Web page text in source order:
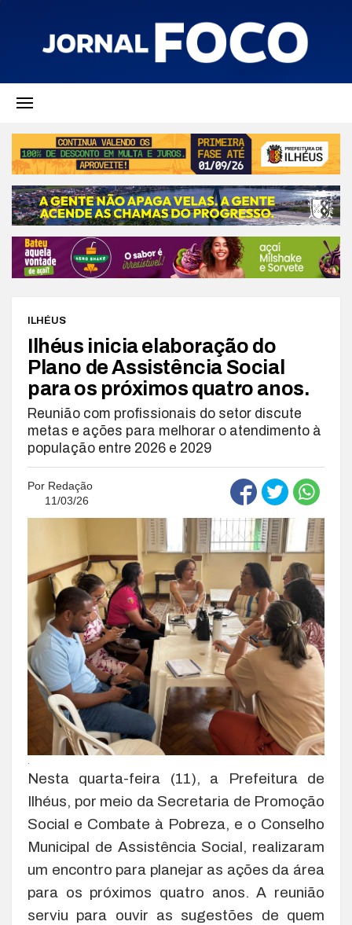
ILHÉUS
Ilhéus inicia elaboração do
Plano de Assistência Social
para os próximos quatro anos.
Reunião com profissionais do setor discute
metas e ações para melhorar o atendimento à
população entre 2026 e 2029
Por Redação
11/03/26
Nesta quarta-feira (11), a Prefeitura de
Ilhéus, por meio da Secretaria de Promoção
Social e Combate à Pobreza, e o Conselho
Municipal de Assistência Social, realizaram
um encontro para planejar as ações da área
para os próximos quatro anos. A reunião
serviu para ouvir as sugestões de quem